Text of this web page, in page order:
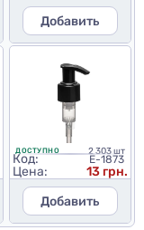
Добавить
ДОСТУПНО 2 303 шт
Код: E-1873
Цена:
13 грн.
Добавить